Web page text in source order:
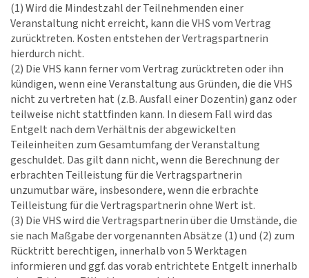
(1) Wird die Mindestzahl der Teilnehmenden einer
Veranstaltung nicht erreicht, kann die VHS vom Vertrag
zurücktreten. Kosten entstehen der Vertragspartnerin
hierdurch nicht.
(2) Die VHS kann ferner vom Vertrag zurücktreten oder ihn
kündigen, wenn eine Veranstaltung aus Gründen, die die VHS
nicht zu vertreten hat (z.B. Ausfall einer Dozentin) ganz oder
teilweise nicht stattfinden kann. In diesem Fall wird das
Entgelt nach dem Verhältnis der abgewickelten
Teileinheiten zum Gesamtumfang der Veranstaltung
geschuldet. Das gilt dann nicht, wenn die Berechnung der
erbrachten Teilleistung für die Vertragspartnerin
unzumutbar wäre, insbesondere, wenn die erbrachte
Teilleistung für die Vertragspartnerin ohne Wert ist.
(3) Die VHS wird die Vertragspartnerin über die Umstände, die
sie nach Maßgabe der vorgenannten Absätze (1) und (2) zum
Rücktritt berechtigen, innerhalb von 5 Werktagen
informieren und ggf. das vorab entrichtete Entgelt innerhalb